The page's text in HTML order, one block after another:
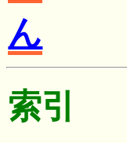
ん
索引